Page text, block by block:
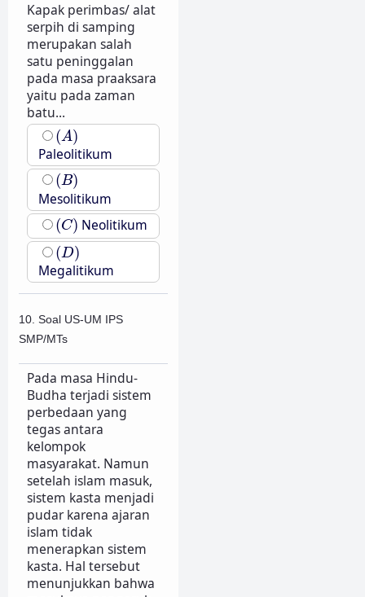
Kapak perimbas/ alat
serpih di samping
merupakan salah
satu peninggalan
pada masa praaksara
yaitu pada zaman
batu...
(A)
(A)
Paleolitikum
(B)
(B)
Mesolitikum
(C)
(C) Neolitikum
(D)
(D)
Megalitikum
10. Soal US-UM IPS
SMP/MTs
Pada masa Hindu-
Budha terjadi sistem
perbedaan yang
tegas antara
kelompok
masyarakat. Namun
setelah islam masuk,
sistem kasta menjadi
pudar karena ajaran
islam tidak
menerapkan sistem
kasta. Hal tersebut
menunjukkan bahwa